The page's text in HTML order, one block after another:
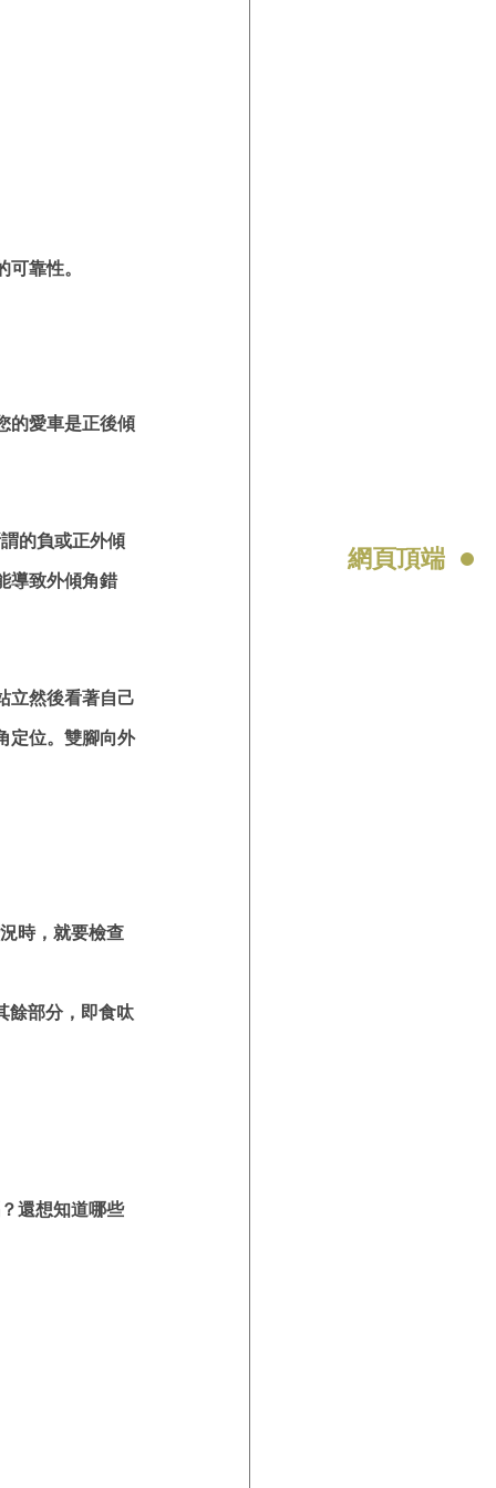
網頁頂端
靠性。
的愛車是正後傾
的負或正外傾
導致外傾角錯
立然後看著自己
定位。雙腳向外
時，就要檢查
餘部分，即食呔
還想知道哪些